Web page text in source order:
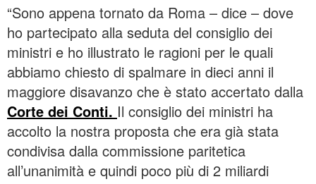
“Sono appena tornato da Roma – dice – dove
ho partecipato alla seduta del consiglio dei
ministri e ho illustrato le ragioni per le quali
abbiamo chiesto di spalmare in dieci anni il
maggiore disavanzo che è stato accertato dalla
Corte dei Conti. Il consiglio dei ministri ha
accolto la nostra proposta che era già stata
condivisa dalla commissione paritetica
all’unanimità e quindi poco più di 2 miliardi